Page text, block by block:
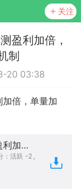
关注
转盘
盈利加倍，
制
20 03:38
倍，单量加
超级蛟龙EA，历史回测盈利加倍，单量加倍，更好的市场进出机制.zip
：活跃 -2 ,